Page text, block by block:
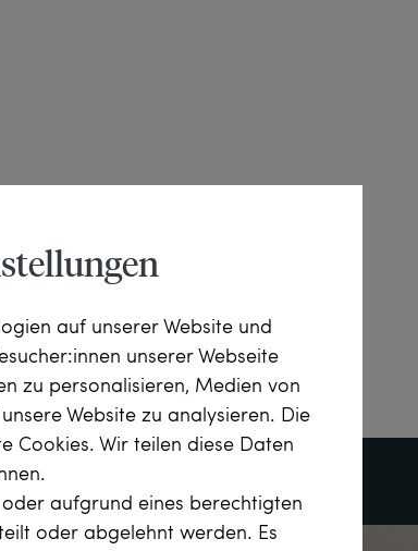
auf unserer Website und
unserer Webseite
zu personalisieren, Medien von
Website zu analysieren. Die
Cookies. Wir teilen diese Daten
aufgrund eines berechtigten
oder abgelehnt werden. Es